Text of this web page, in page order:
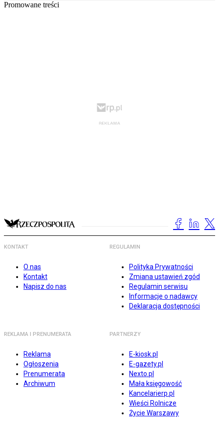
Promowane treści
KONTAKT
O nas
Kontakt
Napisz do nas
REGULAMIN
Polityka Prywatności
Zmiana ustawień zgód
Regulamin serwisu
Informacje o nadawcy
Deklaracja dostępności
REKLAMA I PRENUMERATA
Reklama
Ogłoszenia
Prenumerata
Archiwum
PARTNERZY
E-kiosk.pl
E-gazety.pl
Nexto.pl
Mała księgowość
Kancelarierp.pl
Wieści Rolnicze
Życie Warszawy